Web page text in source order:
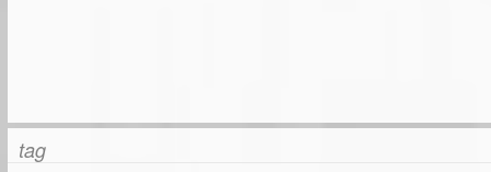
tag